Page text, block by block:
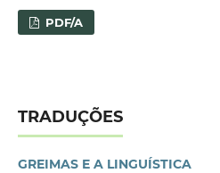
PDF/A
TRADUÇÕES
GREIMAS E A LINGUÍSTICA